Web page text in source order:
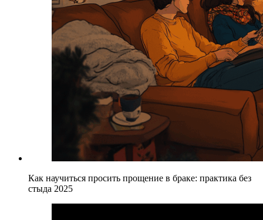
Как научиться просить прощение в браке: практика без
стыда 2025